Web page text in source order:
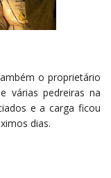
o proprietário
várias pedreiras na
e a carga ficou
dias.